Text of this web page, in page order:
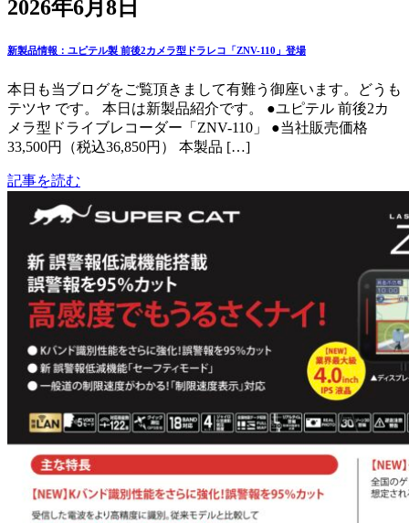
2026年6月8日
新製品情報：ユピテル製 前後2カメラ型ドラレコ「ZNV-110」登場
本日も当ブログをご覧頂きまして有難う御座います。どうも
テツヤ です。 本日は新製品紹介です。 ●ユピテル 前後2カ
メラ型ドライブレコーダー「ZNV-110」 ●当社販売価格
33,500円（税込36,850円） 本製品 […]
記事を読む